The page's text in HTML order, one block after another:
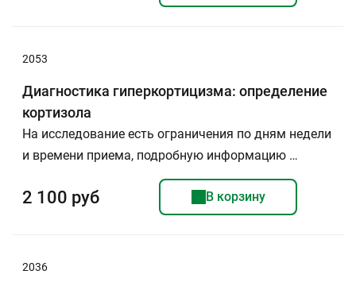
2053
Диагностика гиперкортицизма: определение
кортизола
На исследование есть ограничения по дням недели
и времени приема, подробную информацию …
2 100 руб В корзину
2036